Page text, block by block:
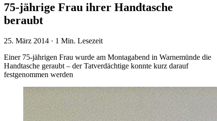
75-jährige Frau ihrer Handtasche
beraubt
25. März 2014 · 1 Min. Lesezeit
Einer 75-jährigen Frau wurde am Montagabend in Warnemünde die
Handtasche geraubt – der Tatverdächtige konnte kurz darauf
festgenommen werden